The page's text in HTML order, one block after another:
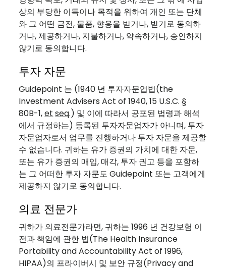
상의 부당한 이득이나 목적을 위하여 개인 또는 단체
와 그 어떤 금전, 물품, 향응을 받거나, 받기로 동의하
거나, 제공하거나, 지불하거나, 약속하거나, 승인하지
않기로 동의합니다.
투자 자문
Guidepoint 는 (1940 년 투자자문업법(the
Investment Advisers Act of 1940, 15 U.S.C. §
80B-1,et seq.) 및 이에 따라서 공포된 법령과 해석
에서 규정하는) 등록된 투자자문업자가 아니며, 투자
자문업자로서 업무를 진행하거나 투자 자문을 제공할
수 없습니다. 귀하는 유가 증권의 가치에 대한 자문,
또는 유가 증권의 매입, 매각, 투자 권고 등을 포함하
는 그 어떠한 투자 자문도 Guidepoint 또는 고객에게
제공하지 않기로 동의합니다.
의료 전문가
귀하가 의료전문가라면, 귀하는 1996 년 건강보험 이
전과 책임에 관한 법(The Health Insurance
Portability and Accountability Act of 1996,
HIPAA)의 프라이버시 및 보안 규정(Privacy and